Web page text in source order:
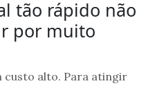
tão rápido não
por muito
custo alto. Para atingir